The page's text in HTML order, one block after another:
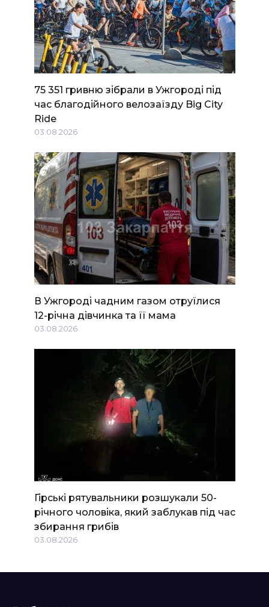
75 351 гривню зібрали в Ужгороді під
час благодійного велозаїзду Big Сity
Ride
03.08.2026
В Ужгороді чадним газом отруїлися
12-річна дівчинка та її мама
03.08.2026
Гірські рятувальники розшукали 50-
річного чоловіка, який заблукав під час
збирання грибів
03.08.2026